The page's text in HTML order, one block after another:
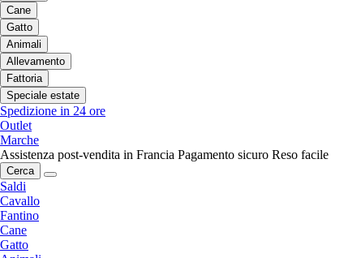
Cane
Gatto
Animali
Allevamento
Fattoria
Speciale estate
Spedizione in 24 ore
Outlet
Marche
Assistenza post-vendita in Francia Pagamento sicuro Reso facile
Cerca
Saldi
Cavallo
Fantino
Cane
Gatto